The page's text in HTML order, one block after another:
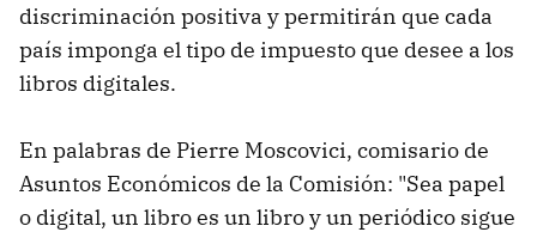
discriminación positiva y permitirán que cada
país imponga el tipo de impuesto que desee a los
libros digitales.
En palabras de Pierre Moscovici, comisario de
Asuntos Económicos de la Comisión: "Sea papel
o digital, un libro es un libro y un periódico sigue